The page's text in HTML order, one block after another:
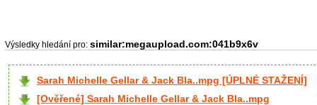
Výsledky hledání pro: similar:megaupload.com:041b9x6v
Sarah Michelle Gellar & Jack Bla..mpg [ÚPLNÉ STAŽENÍ]
[Ověřené] Sarah Michelle Gellar & Jack Bla..mpg